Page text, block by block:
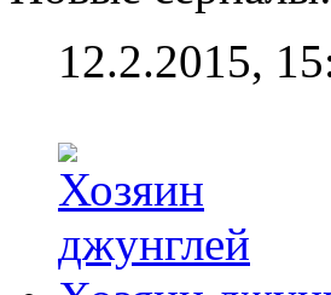
12.2.2015,